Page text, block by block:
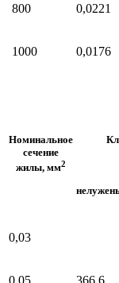
800 0,0221
1000 0,0176
Номинальное
сечение
жилы, мм2
0,03
0,05 366,6